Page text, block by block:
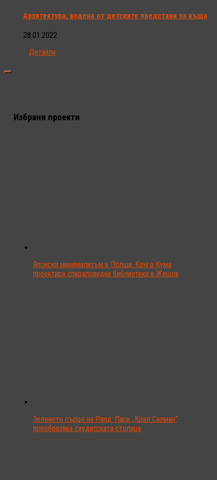
Архитектура, водена от детските представи за къща
28.01.2022
Детайли
Избрани проекти
Японски минимализъм в Полша: Кенго Кума
проектира спираловидна библиотека в Жешов
Зеленото сърце на Рияд: Парк „Крал Салман“
преобразява саудитската столица